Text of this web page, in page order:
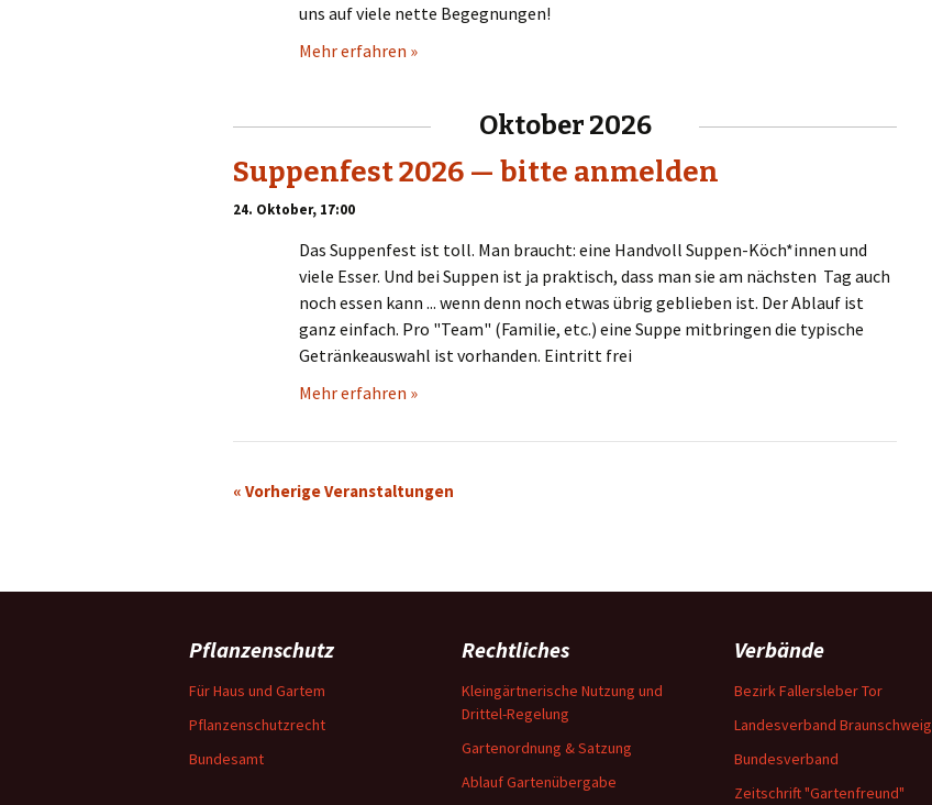
uns auf viele nette Begegnungen!
Mehr erfahren »
Oktober 2026
Suppenfest 2026 — bitte anmelden
24. Oktober, 17:00
Das Suppenfest ist toll. Man braucht: eine Handvoll Suppen-Köch*innen und
viele Esser. Und bei Suppen ist ja praktisch, dass man sie am nächsten Tag auch
noch essen kann ... wenn denn noch etwas übrig geblieben ist. Der Ablauf ist
ganz einfach. Pro "Team" (Familie, etc.) eine Suppe mitbringen die typische
Getränkeauswahl ist vorhanden. Eintritt frei
Mehr erfahren »
« Vorherige Veranstaltungen
Pflanzenschutz
Für Haus und Gartem
Pflanzenschutzrecht
Bundesamt
Rechtliches
Kleingärtnerische Nutzung und
Drittel-Regelung
Gartenordnung & Satzung
Ablauf Gartenübergabe
Verbände
Bezirk Fallersleber Tor
Landesverband Braunschweig
Bundesverband
Zeitschrift "Gartenfreund"